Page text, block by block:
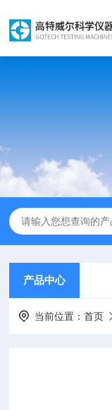
产品中心
当前位置：首页